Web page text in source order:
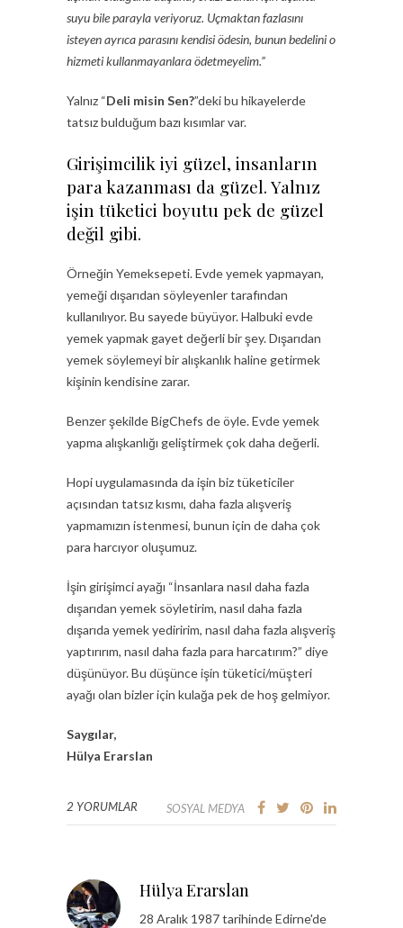
suyu bile parayla veriyoruz. Uçmaktan fazlasını
isteyen ayrıca parasını kendisi ödesin, bunun bedelini o
hizmeti kullanmayanlara ödetmeyelim.”
Yalnız “Deli misin Sen?”deki bu hikayelerde
tatsız bulduğum bazı kısımlar var.
Girişimcilik iyi güzel, insanların
para kazanması da güzel. Yalnız
işin tüketici boyutu pek de güzel
değil gibi.
Örneğin Yemeksepeti. Evde yemek yapmayan,
yemeği dışarıdan söyleyenler tarafından
kullanılıyor. Bu sayede büyüyor. Halbuki evde
yemek yapmak gayet değerli bir şey. Dışarıdan
yemek söylemeyi bir alışkanlık haline getirmek
kişinin kendisine zarar.
Benzer şekilde BigChefs de öyle. Evde yemek
yapma alışkanlığı geliştirmek çok daha değerli.
Hopi uygulamasında da işin biz tüketiciler
açısından tatsız kısmı, daha fazla alışveriş
yapmamızın istenmesi, bunun için de daha çok
para harcıyor oluşumuz.
İşin girişimci ayağı “İnsanlara nasıl daha fazla
dışarıdan yemek söyletirim, nasıl daha fazla
dışarıda yemek yediririm, nasıl daha fazla alışveriş
yaptırırım, nasıl daha fazla para harcatırım?” diye
düşünüyor. Bu düşünce işin tüketici/müşteri
ayağı olan bizler için kulağa pek de hoş gelmiyor.
Saygılar,
Hülya Erarslan
2 YORUMLAR SOSYAL MEDYA
Hülya Erarslan
28 Aralık 1987 tarihinde Edirne'de